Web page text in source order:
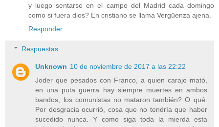
y luego sentarse en el campo del Madrid cada domingo
como si fuera dios? En cristiano se llama Vergüenza ajena.
Responder
Respuestas
Unknown 10 de noviembre de 2017 a las 22:22
Joder que pesados con Franco, a quien carajo mató,
en una puta guerra hay siempre muertes en ambos
bandos, los comunistas no mataron también? O qué.
Por desgracia ocurrió, cosa que no tendría que haber
sucedido nunca. Y como siga toda la mierda esta